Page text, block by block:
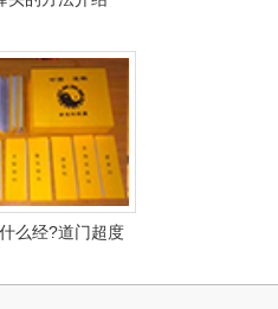
么经?道门超度